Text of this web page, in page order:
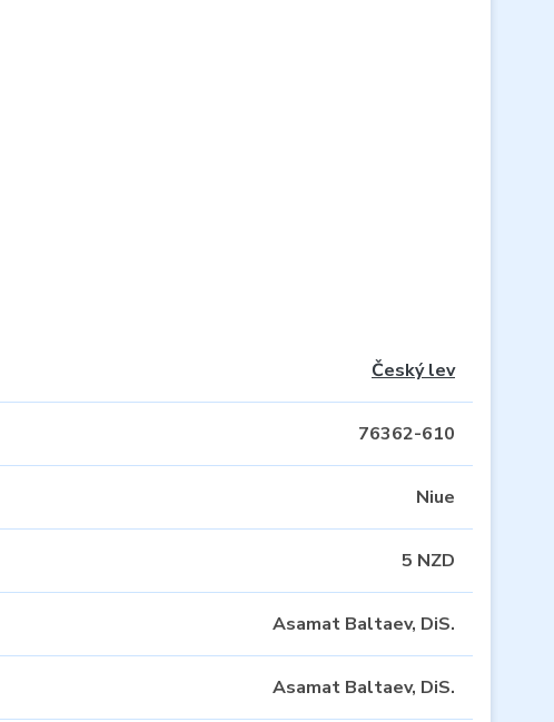
Český lev
76362-610
Niue
5 NZD
Asamat Baltaev, DiS.
Asamat Baltaev, DiS.